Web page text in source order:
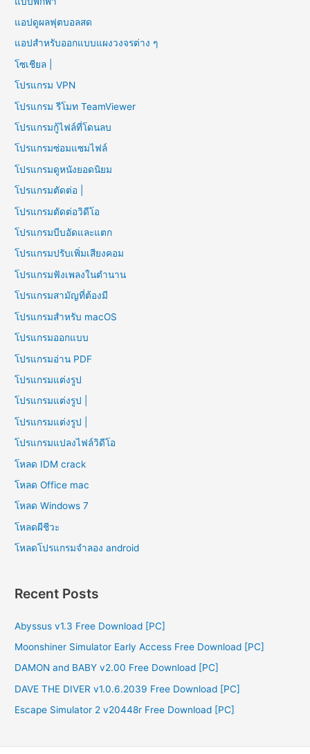
แอปดูผลฟุตบอลสด
แอปสำหรับออกแบบแผงวงจรต่าง ๆ
โซเชียล |
โปรแกรม VPN
โปรแกรม รีโมท TeamViewer
โปรแกรมกู้ไฟล์ที่โดนลบ
โปรแกรมซ่อมแซมไฟล์
โปรแกรมดูหนังยอดนิยม
โปรแกรมตัดต่อ |
โปรแกรมตัดต่อวิดีโอ
โปรแกรมบีบอัดและแตก
โปรแกรมปรับเพิ่มเสียงคอม
โปรแกรมฟังเพลงในตำนาน
โปรแกรมสามัญที่ต้องมี
โปรแกรมสำหรับ macOS
โปรแกรมออกแบบ
โปรแกรมอ่าน PDF
โปรแกรมแต่งรูป
โปรแกรมแต่งรูป |
โปรแกรมแต่งรูป |
โปรแกรมแปลงไฟล์วิดีโอ
โหลด IDM crack
โหลด Office mac
โหลด Windows 7
โหลดผีชีวะ
โหลดโปรแกรมจําลอง android
Recent Posts
Abyssus v1.3 Free Download [PC]
Moonshiner Simulator Early Access Free Download [PC]
DAMON and BABY v2.00 Free Download [PC]
DAVE THE DIVER v1.0.6.2039 Free Download [PC]
Escape Simulator 2 v20448r Free Download [PC]